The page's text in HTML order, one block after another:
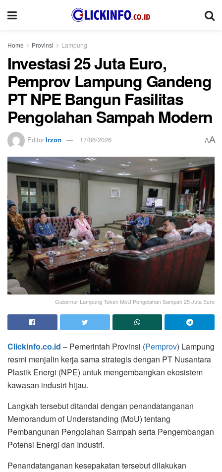
Home Provinsi Lampung
Investasi 25 Juta Euro,
Pemprov Lampung Gandeng
PT NPE Bangun Fasilitas
Pengolahan Sampah Modern
EditorIrzon 17/06/2026 AA
Gubernur Lampung Teken MoU Pengolahan Sampah 25 Juta Euro
Clickinfo.co.id – Pemerintah Provinsi (Pemprov) Lampung
resmi menjalin kerja sama strategis dengan PT Nusantara
Plastik Energi (NPE) untuk mengembangkan ekosistem
kawasan industri hijau.
Langkah tersebut ditandai dengan penandatanganan
Memorandum of Understanding (MoU) tentang
Pembangunan Pengolahan Sampah serta Pengembangan
Potensi Energi dan Industri.
Penandatanganan kesepakatan tersebut dilakukan